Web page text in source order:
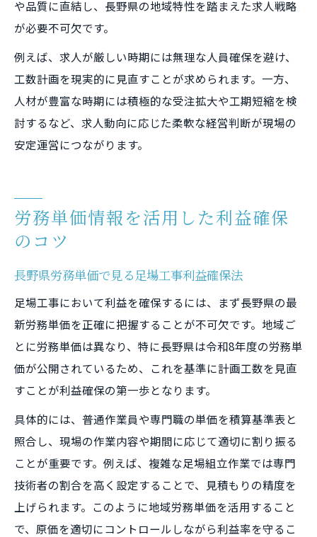
や品質に直結し、長野県の地域特性を踏まえた求人戦略
が必要不可欠です。
例えば、求人が厳しい時期には無理な人員確保を避け、
工数計画を現実的に見直すことが求められます。一方、
人材が豊富な時期には積極的な受注拡大や工期短縮を検
討するなど、求人動向に応じた柔軟な経営判断が現場の
安定運営につながります。
労務単価情報を活用した利益確保
のコツ
長野県労務単価で見る足場工事利益確保法
足場工事において利益を確保するには、まず長野県の最
新労務単価を正確に把握することが不可欠です。地域ご
とに労務単価は異なり、特に長野県は令和8年度の労務単
価が公開されているため、これを基準に計画工数を見直
すことが利益確保の第一歩となります。
具体的には、普通作業員や専門職の単価を積算基準表と
照合し、現場の作業内容や期間に応じて適切に割り振る
ことが重要です。例えば、複雑な足場組立作業では専門
技術者の割合を高く設定することで、見積もりの精度を
上げられます。このように地域労務単価を活用すること
で、原価を適切にコントロールしながら利益率を守るこ